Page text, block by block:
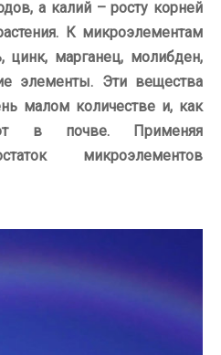
а калий – росту корней
К микроэлементам
цинк, марганец, молибден,
элементы. Эти вещества
малом количестве и, как
в почве. Применяя
микроэлементов